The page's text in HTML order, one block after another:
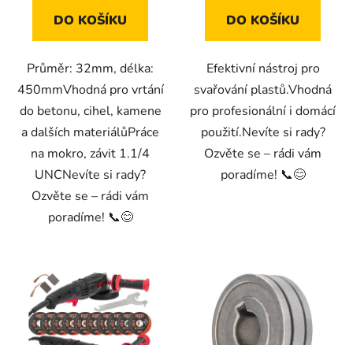
DO KOŠÍKU
Průměr: 32mm, délka:
450mmVhodná pro vrtání
do betonu, cihel, kamene
a dalších materiálůPráce
na mokro, závit 1.1/4
UNCNevíte si rady?
Ozvěte se – rádi vám
poradíme! 📞😊
DO KOŠÍKU
Efektivní nástroj pro
svařování plastů.Vhodná
pro profesionální i domácí
použití.Nevíte si rady?
Ozvěte se – rádi vám
poradíme! 📞😊